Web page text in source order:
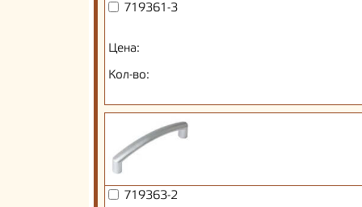
719361-3
Цена:
Кол-во:
719363-2